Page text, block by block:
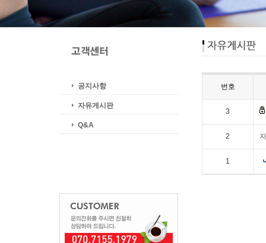
공지사항
자유게시판
Q&A
번호
3
2
1